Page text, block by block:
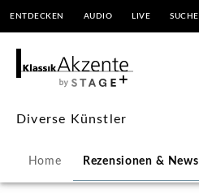
10
klassische
Stücke
für
ENTDECKEN AUDIO LIVE SUCHE
Diverse Künstler
Home Rezensionen & News